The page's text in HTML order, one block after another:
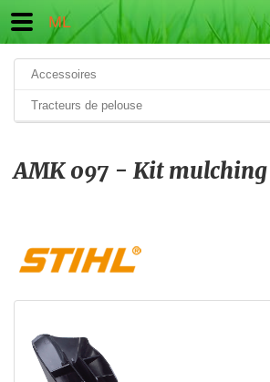
ML
Accessoires
Tracteurs de pelouse
AMK 097 - Kit mulching